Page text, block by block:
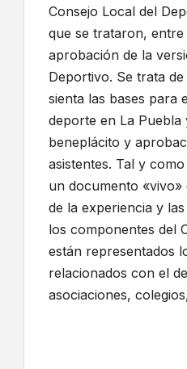
Consejo Local del
que se trataron,
aprobación de la
Deportivo. Se trata
sienta las bases para
deporte en La
beneplácito y
asistentes. Tal y
un documento
de la experiencia y
los componentes del
están representados
relacionados con el
asociaciones,